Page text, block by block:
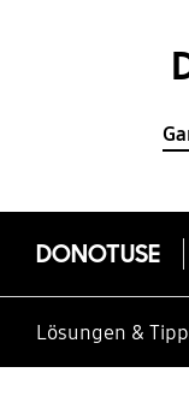
DONOTUSE
Lösungen &